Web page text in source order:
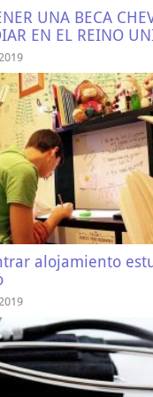
UNA BECA
EN EL REINO
alojamiento